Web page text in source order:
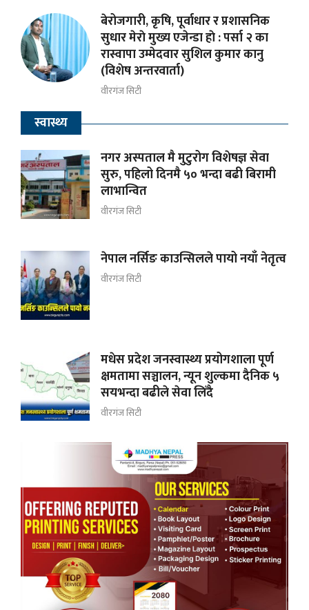
बेरोजगारी, कृषि, पूर्वाधार र प्रशासनिक
सुधार मेराे मुख्य एजेन्डा हाे : पर्सा २ का
रास्वापा उम्मेदवार सुशिल कुमार कानु
(विशेष अन्तरवार्ता)
वीरगंज सिटी
स्वास्थ्य
नगर अस्पताल मै मुटुरोग विशेषज्ञ सेवा
सुरु, पहिलो दिनमै ५० भन्दा बढी बिरामी
लाभान्वित
वीरगंज सिटी
नेपाल नर्सिङ काउन्सिलले पायो नयाँ नेतृत्व
वीरगंज सिटी
मधेस प्रदेश जनस्वास्थ्य प्रयोगशाला पूर्ण
क्षमतामा सञ्चालन, न्यून शुल्कमा दैनिक ५
सयभन्दा बढीले सेवा लिँदै
वीरगंज सिटी